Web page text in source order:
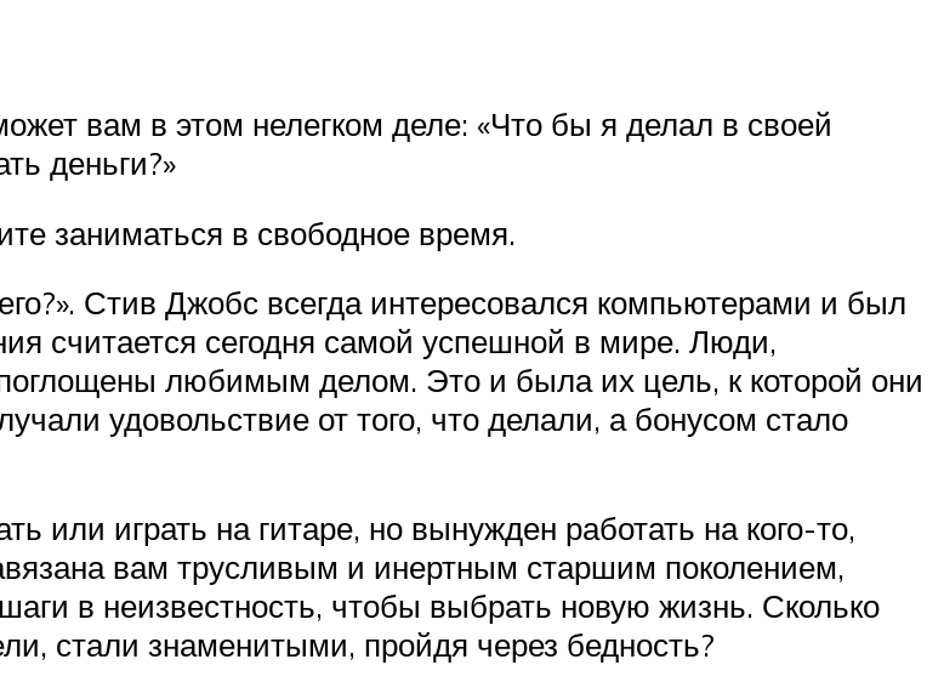
вам в этом нелегком деле: «Что бы я делал в своей
деньги?»
заниматься в свободное время.
Стив Джобс всегда интересовался компьютерами и был
считается сегодня самой успешной в мире. Люди,
любимым делом. Это и была их цель, к которой они
удовольствие от того, что делали, а бонусом стало
или играть на гитаре, но вынужден работать на кого-то,
вам трусливым и инертным старшим поколением,
в неизвестность, чтобы выбрать новую жизнь. Сколько
стали знаменитыми, пройдя через бедность?